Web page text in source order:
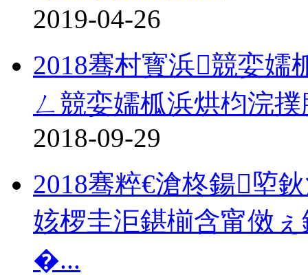
2019-04-26
2018骞村寳浜競娈嬬
ㄥ競娈嬬柧浜烘枃浣
2018-09-29
2018骞粹€滄柊鍚埅
姟椤圭洰鍖椾含甯傚
�...